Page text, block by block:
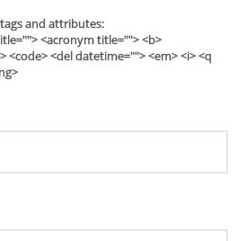
tags and attributes:
<acronym title=""> <b>
<code> <del datetime=""> <em> <i> <q